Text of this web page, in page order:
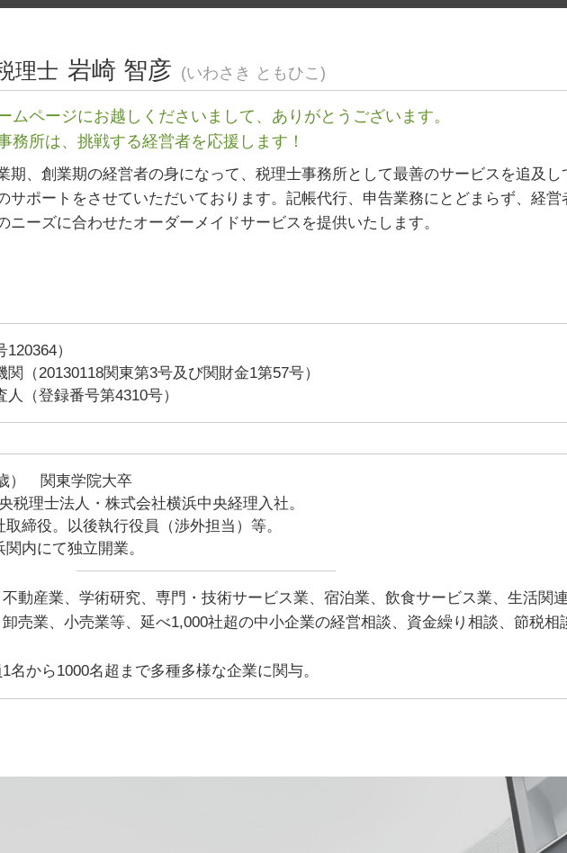
電子帳簿保存法 申請
税務調査 法人
税務署 相談
青色申告 条件
sbir とは
コンサル 会社
許認可 静岡県 税理士 相談
経営相談 川崎市 税理士 相談
経営相談 相模原市 相談
税務相談 相模原市 税理士 相談
税務相談 横浜市 税理士
税務相談 三重県 税理士
経営相談 相模原市 税理士
会社設立 横浜市 相談
理士 岩崎 智彦 (いわさき ともひこ)
ムページにお越しくださいまして、ありがとうございます。
務所は、挑戦する経営者を応援します！
期、創業期の経営者の身になって、税理士事務所として最善のサービスを追及
サポートをさせていただいております。記帳代行、申告業務にとどまらず、経
ニーズに合わせたオーダーメイドサービスを提供いたします。
）
（20130118関東第3号及び関財金1第57号）
（登録番号第4310号）
） 関東学院大卒
税理士法人・株式会社横浜中央経理入社。
締役。以後執行役員（渉外担当）等。
内にて独立開業。
動産業、学術研究、専門・技術サービス業、宿泊業、飲食サービス業、生活関
売業、小売業等、延べ1,000社超の中小企業の経営相談、資金繰り相談、節税相
から1000名超まで多種多様な企業に関与。